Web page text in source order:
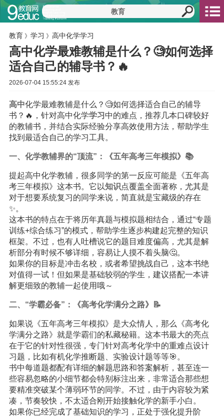
教育 》 学习 》 高中化学学习
高中化学最难教辅是什么？🧐如何选择
适合自己的辅导书？🔥
2026-07-04 15:55:24 发布
高中化学最难教辅是什么？🧐如何选择适合自己的辅导
书？🔥，针对高中化学学习 中的难点，推荐几本口碑较好
的教辅书，并结合实际经验分享高效使用方法，帮助学生
找到最适合自己的学习工具。
一、化学教辅界的“顶流”：《五年高考三年模拟》📚
提起高中化学教辅，很多同学的第一反应可能是《五年高
考三年模拟》这本书。它以知识点覆盖全面著称，尤其是
对于想要系统复习的同学来说，简直就是宝藏级的存在
✨。
这本书的特点在于将历年真题与模拟题相结合，通过“专题
训练+综合练习”的模式，帮助学生逐步构建起完整的知识
框架。不过，也有人吐槽说它的题目难度偏高，尤其是解
析部分有时候不够详细，容易让人摸不着头脑🤔。
如果你的目标是冲击名校，或者希望挑战自己，这本书绝
对值得一试！但如果是基础较弱的学生，建议搭配一本讲
解更细致的教辅一起使用哦～
二、“学霸必备”：《高考化学满分之路》📝
如果说《五年高考三年模拟》是大众情人，那么《高考化
学满分之路》就是学霸们的私藏秘籍。这本书最大的亮点
在于它的针对性很强，专门针对高考化学中的重难点设计
习题，比如有机化学推断题、实验设计题等等🎯。
书中每道题都配有详细的解题思路和答案解析，甚至连一
些容易忽略的小细节都会特别标注出来，非常适合那些想
要精准突破某个薄弱环节的同学。不过，由于内容较为紧
凑，节奏较快，不太适合刚开始接触化学的新手小白。
如果你已经完成了基础知识的学习，正处于强化提升阶